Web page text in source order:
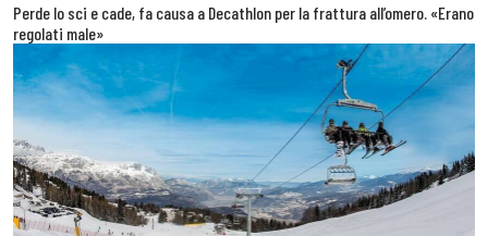
Perde lo sci e cade, fa causa a Decathlon per la frattura all’omero. «Erano
regolati male»